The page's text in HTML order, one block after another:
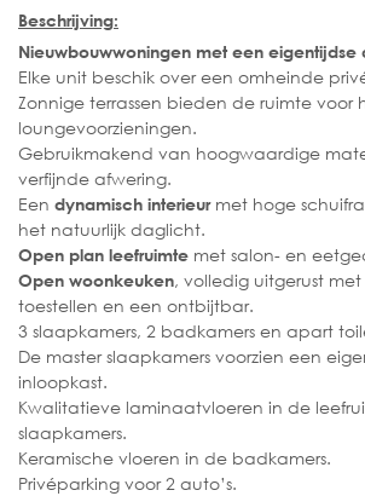
Beschrijving:
Nieuwbouwwoningen met een eigentijdse
Elke unit beschik over een omheinde
Zonnige terrassen bieden de ruimte voor
loungevoorzieningen.
Gebruikmakend van hoogwaardige
verfijnde afwering.
Een dynamisch interieur met hoge
het natuurlijk daglicht.
Open plan leefruimte met salon- en
Open woonkeuken, volledig uitgerust
toestellen en een ontbijtbar.
3 slaapkamers, 2 badkamers en apart
De master slaapkamers voorzien een
inloopkast.
Kwalitatieve laminaatvloeren in de
slaapkamers.
Keramische vloeren in de badkamers.
Privéparking voor 2 auto’s.